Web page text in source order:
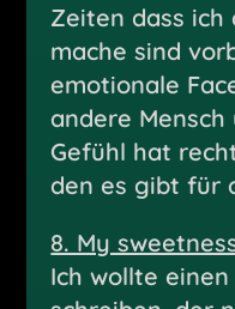
Zeiten dass
mache sind
emotionale
andere
Gefühl hat
den es gibt für
8. My
Ich wollte